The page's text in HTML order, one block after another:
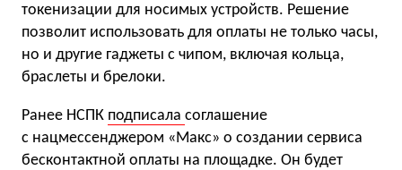
токенизации для носимых устройств. Решение
позволит использовать для оплаты не только часы,
но и другие гаджеты с чипом, включая кольца,
браслеты и брелоки.
Ранее НСПК подписала соглашение
с нацмессенджером «Макс» о создании сервиса
бесконтактной оплаты на площадке. Он будет